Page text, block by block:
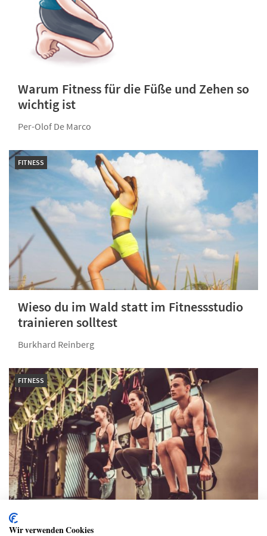
Warum Fitness für die Füße und Zehen so
wichtig ist
Per-Olof De Marco
FITNESS
Wieso du im Wald statt im Fitnessstudio
trainieren solltest
Burkhard Reinberg
FITNESS
Das intensive Ganzkörper-Trainingsgerät
Wir verwenden Cookies